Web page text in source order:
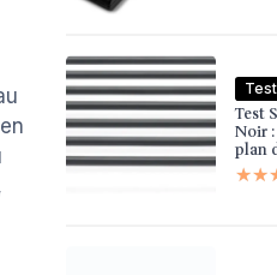
Test
Noir
plan